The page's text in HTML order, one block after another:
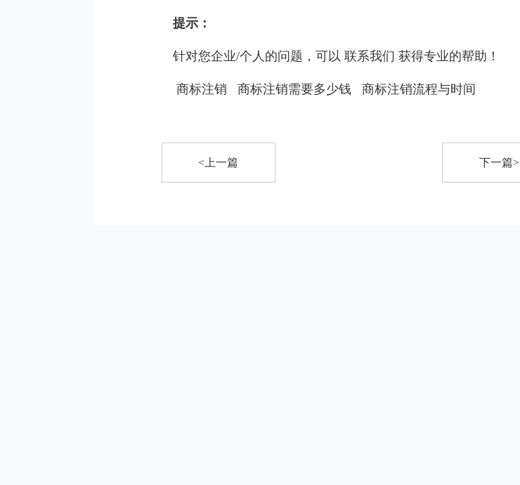
提示：
针对您企业/个人的问题，可以 联系我们 获得专业的帮助！
商标注销 商标注销需要多少钱 商标注销流程与时间
<上一篇 下一篇>